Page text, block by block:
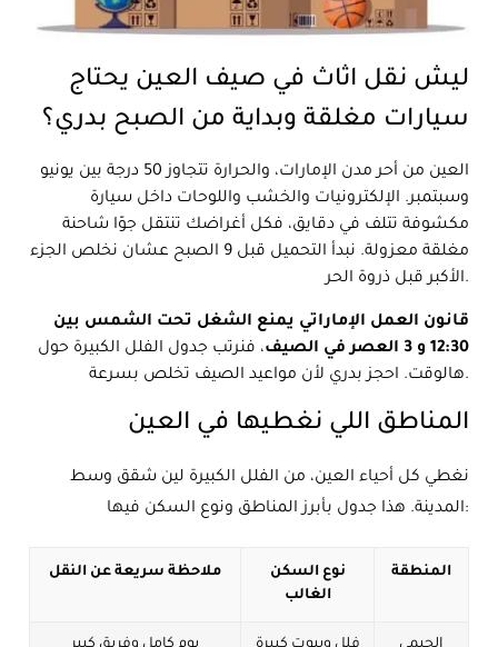
ليش نقل اثاث في صيف العين يحتاج
سيارات مغلقة وبداية من الصبح بدري؟
العين من أحر مدن الإمارات، والحرارة تتجاوز 50 درجة بين يونيو
وسبتمبر. الإلكترونيات والخشب واللوحات داخل سيارة
مكشوفة تتلف في دقايق، فكل أغراضك تنتقل جوّا شاحنة
مغلقة معزولة. نبدأ التحميل قبل 9 الصبح عشان نخلص الجزء
الأكبر قبل ذروة الحر.
قانون العمل الإماراتي يمنع الشغل تحت الشمس بين
12:30 و 3 العصر في الصيف
، فنرتب جدول الفلل الكبيرة حول
هالوقت. احجز بدري لأن مواعيد الصيف تخلص بسرعة.
المناطق اللي نغطيها في العين
نغطي كل أحياء العين، من الفلل الكبيرة لين شقق وسط
المدينة. هذا جدول بأبرز المناطق ونوع السكن فيها:
المنطقة
نوع السكن
الغالب
ملاحظة سريعة عن النقل